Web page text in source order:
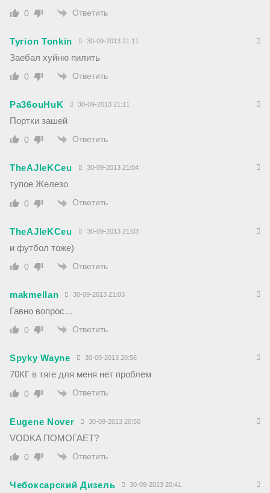
0 Ответить
Tyrion Tonkin 30-09-2013 21:11
Заебал хуйню пилить
0 Ответить
Pa36ouHuK 30-09-2013 21:11
Портки зашей
0 Ответить
TheAJIeKCeu 30-09-2013 21:04
тупое Железо
0 Ответить
TheAJIeKCeu 30-09-2013 21:03
и футбол тоже)
0 Ответить
makmellan 30-09-2013 21:03
Гавно вопрос…
0 Ответить
Spyky Wayne 30-09-2013 20:56
70КГ в тяге для меня нет проблем
0 Ответить
Eugene Nover 30-09-2013 20:50
VODKA ПОМОГАЕТ?
0 Ответить
Чебоксарский Дизель 30-09-2013 20:41